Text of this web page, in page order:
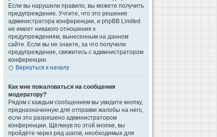
Если вы нарушили правило, вы можете получить
предупреждение. Учтите, что это решение
администратора конференции, и phpBB Limited
не имеет никакого отношения к
предупреждениям, вынесенным на данном
сайте. Если вы не знаете, за что получили
предупреждение, свяжитесь с администратором
конференции.
Вернуться к началу
Как мне пожаловаться на сообщения
модератору?
Рядом с каждым сообщением вы увидите кнопку,
предназначенную для отправки жалобы на него,
если это разрешено администратором
конференции. Щёлкнув по этой кнопке, вы
пройдёте через ряд шагов, необходимых для